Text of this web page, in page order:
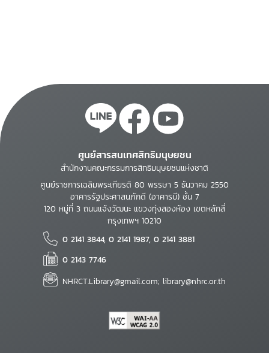
ศูนย์สารสนเทศสิทธิมนุษยชน
สำนักงานคณะกรรมการสิทธิมนุษยชนแห่งชาติ
ศูนย์ราชการเฉลิมพระเกียรติ 80 พรรษา 5 ธันวาคม 2550
อาคารรัฐประศาสนภักดี (อาคารบี) ชั้น 7
120 หมู่ที่ 3 ถนนแจ้งวัฒนะ แขวงทุ่งสองห้อง เขตหลักสี่
กรุงเทพฯ 10210
0 2141 3844, 0 2141 1987, 0 2141 3881
0 2143 7746
NHRCT.Library@gmail.com; library@nhrc.or.th